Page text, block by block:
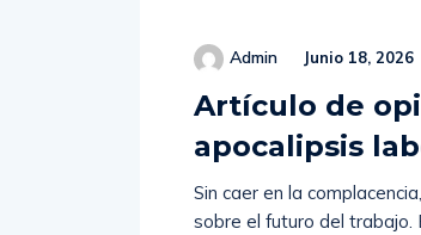
Admin Junio 18, 2026
Artículo de
apocalipsis
Sin caer en la
sobre el futuro del trabajo.